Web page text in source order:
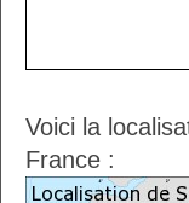
Voici la
France :